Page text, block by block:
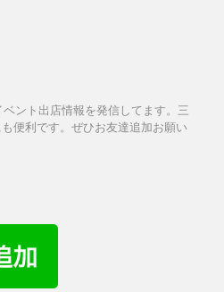
ント出店情報を発信してます。三
便利です。ぜひお友達追加お願い